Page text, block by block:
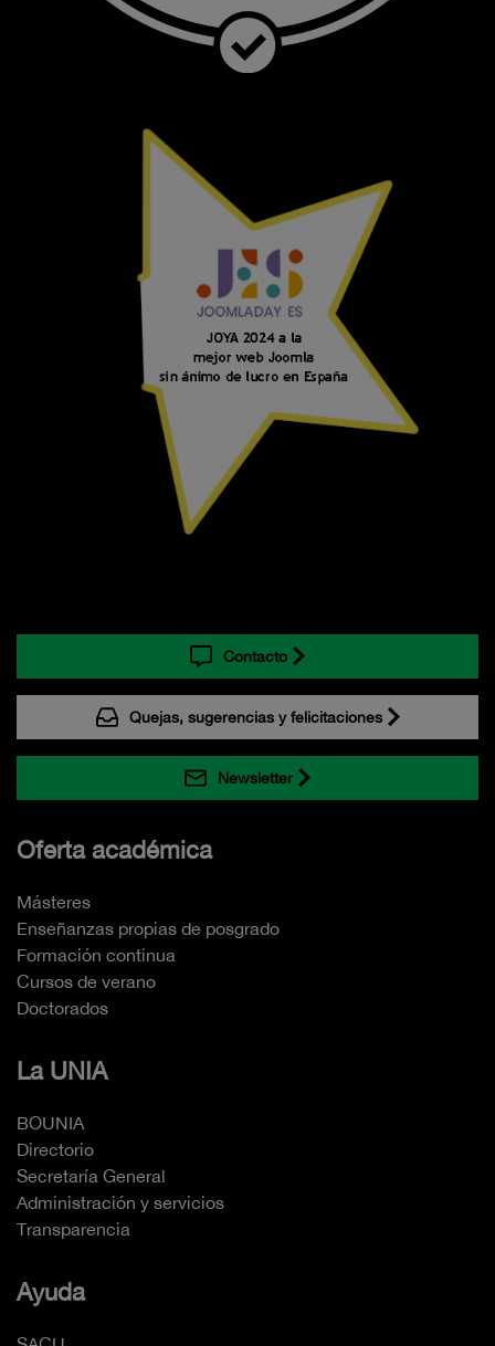
Contacto
Quejas, sugerencias y felicitaciones
Newsletter
Oferta académica
Másteres
Enseñanzas propias de posgrado
Formación continua
Cursos de verano
Doctorados
La UNIA
BOUNIA
Directorio
Secretaría General
Administración y servicios
Transparencia
Ayuda